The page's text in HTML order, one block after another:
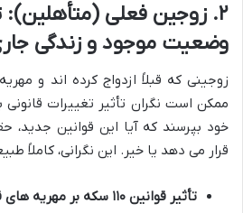
۲. زوجین فعلی (متأهلین):
وضعیت موجود و زندگی
زوجینی که قبلاً ازدواج کرده اند و
ممکن است نگران تأثیر تغییرات
خود بپرسند که آیا این قوانین جدید،
قرار می دهد یا خیر. این نگرانی، کاملاً
تأثیر قوانین ۱۱۰ سکه بر مهریه های قبلاً تعیین شده: